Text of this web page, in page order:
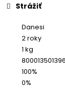
Danesi
2 roky
1 kg
100%
0%
Strážiť